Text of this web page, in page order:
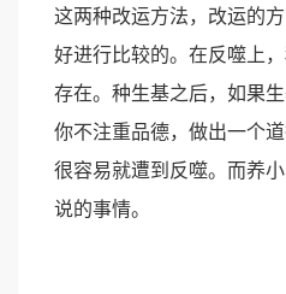
这两种改运方法，改运的
好进行比较的。在反噬上
存在。种生基之后，如果
你不注重品德，做出一个
很容易就遭到反噬。而养
说的事情。